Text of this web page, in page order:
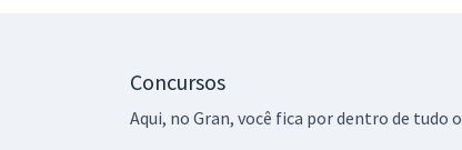
Concursos
Aqui, no Gran, você fica por dentro de tudo